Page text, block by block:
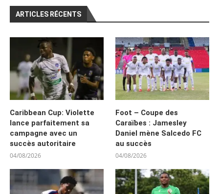
ARTICLES RÉCENTS
Caribbean Cup: Violette
lance parfaitement sa
campagne avec un
succès autoritaire
04/08/2026
Foot – Coupe des
Caraïbes : Jamesley
Daniel mène Salcedo FC
au succès
04/08/2026